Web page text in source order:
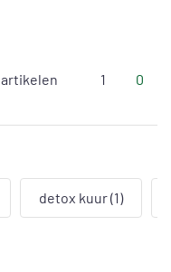
artikelen 1 0
detox kuur(1)